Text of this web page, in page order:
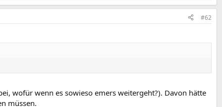
#62
wofür wenn es sowieso emers weitergeht?). Davon hätte
müssen.